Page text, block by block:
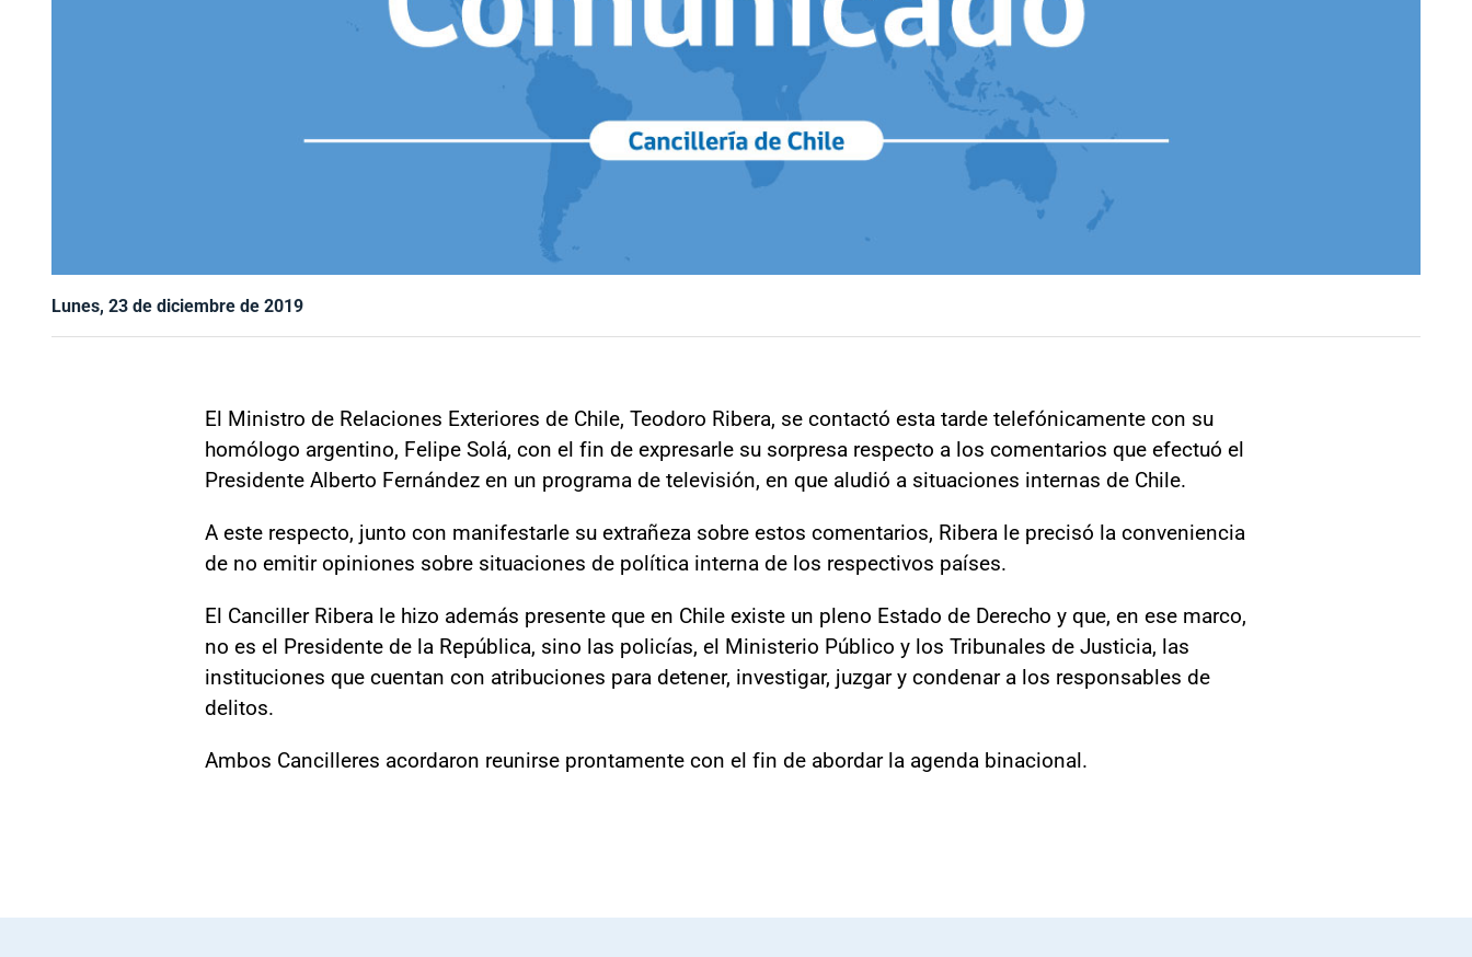
Lunes, 23 de diciembre de 2019
El Ministro de Relaciones Exteriores de Chile, Teodoro Ribera, se contactó esta tarde telefónicamente con su
homólogo argentino, Felipe Solá, con el fin de expresarle su sorpresa respecto a los comentarios que efectuó el
Presidente Alberto Fernández en un programa de televisión, en que aludió a situaciones internas de Chile.
A este respecto, junto con manifestarle su extrañeza sobre estos comentarios, Ribera le precisó la conveniencia
de no emitir opiniones sobre situaciones de política interna de los respectivos países.
El Canciller Ribera le hizo además presente que en Chile existe un pleno Estado de Derecho y que, en ese marco,
no es el Presidente de la República, sino las policías, el Ministerio Público y los Tribunales de Justicia, las
instituciones que cuentan con atribuciones para detener, investigar, juzgar y condenar a los responsables de
delitos.
Ambos Cancilleres acordaron reunirse prontamente con el fin de abordar la agenda binacional.